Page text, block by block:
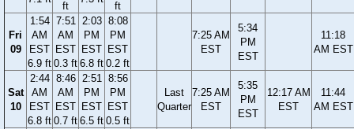
ft ft
Fri
09
1:54
AM
EST
6.9 ft
7:51
AM
EST
0.3 ft
2:03
PM
EST
6.8 ft
8:08
PM
EST
0.2 ft
7:25 AM
EST
5:34
PM
EST
11:18
AM EST
Sat
10
2:44
AM
EST
6.8 ft
8:46
AM
EST
0.7 ft
2:51
PM
EST
6.5 ft
8:56
PM
EST
0.5 ft
Last
Quarter
7:25 AM
EST
5:35
PM
EST
12:17 AM
EST
11:44
AM EST